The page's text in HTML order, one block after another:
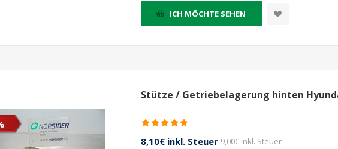
ICH MÖCHTE SEHEN
Stütze / Getriebelagerung hinten
8,10€ inkl. Steuer 9,00€ inkl. Steuer